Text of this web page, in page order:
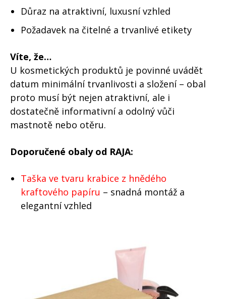
Důraz na atraktivní, luxusní vzhled
Požadavek na čitelné a trvanlivé etikety
Víte, že…
U kosmetických produktů je povinné uvádět
datum minimální trvanlivosti a složení – obal
proto musí být nejen atraktivní, ale i
dostatečně informativní a odolný vůči
mastnotě nebo otěru.
Doporučené obaly od RAJA:
Taška ve tvaru krabice z hnědého
kraftového papíru – snadná montáž a
elegantní vzhled